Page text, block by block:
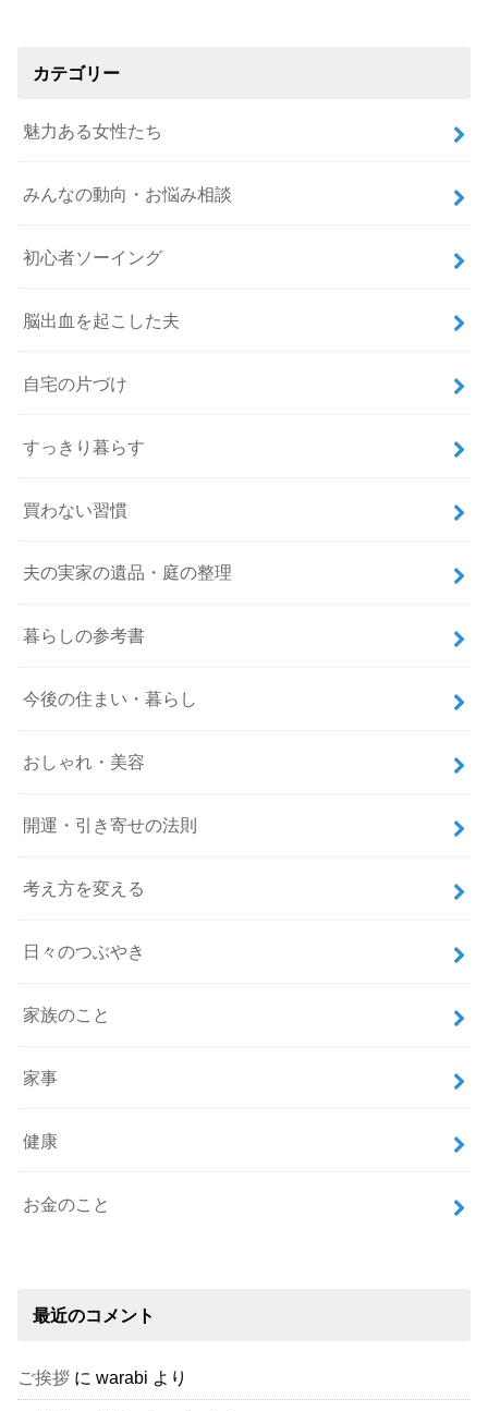
カテゴリー
魅力ある女性たち
みんなの動向・お悩み相談
初心者ソーイング
脳出血を起こした夫
自宅の片づけ
すっきり暮らす
買わない習慣
夫の実家の遺品・庭の整理
暮らしの参考書
今後の住まい・暮らし
おしゃれ・美容
開運・引き寄せの法則
考え方を変える
日々のつぶやき
家族のこと
家事
健康
お金のこと
最近のコメント
ご挨拶 にwarabi より